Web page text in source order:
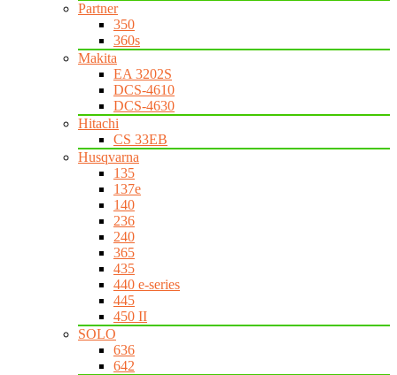
Partner
350
360s
Makita
EA 3202S
DCS-4610
DCS-4630
Hitachi
CS 33EB
Husqvarna
135
137e
140
236
240
365
435
440 e-series
445
450 II
SOLO
636
642